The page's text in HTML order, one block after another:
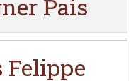
Pais
Felippe